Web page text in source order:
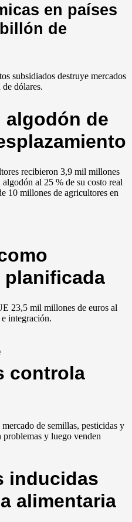
en países
de
subsidiados destruye mercados
dólares.
algodón de
recibieron 3,9 mil millones
al 25 % de su costo real
10 millones de agricultores en
planificada
23,5 mil millones de euros al
integración.
controla
de semillas, pesticidas y
y luego venden
inducidas
alimentaria